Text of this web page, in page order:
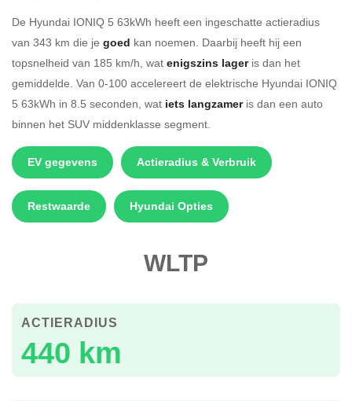
De Hyundai IONIQ 5 63kWh heeft een ingeschatte actieradius
van 343 km die je goed kan noemen. Daarbij heeft hij een
topsnelheid van 185 km/h, wat enigszins lageris dan het
gemiddelde. Van 0-100 accelereert de elektrische Hyundai IONIQ
5 63kWh in 8.5 seconden, wat iets langzameris dan een auto
binnen het SUV middenklasse segment.
EV gegevens Actieradius & Verbruik
Restwaarde Hyundai Opties
WLTP
440 km
ACTIERADIUS